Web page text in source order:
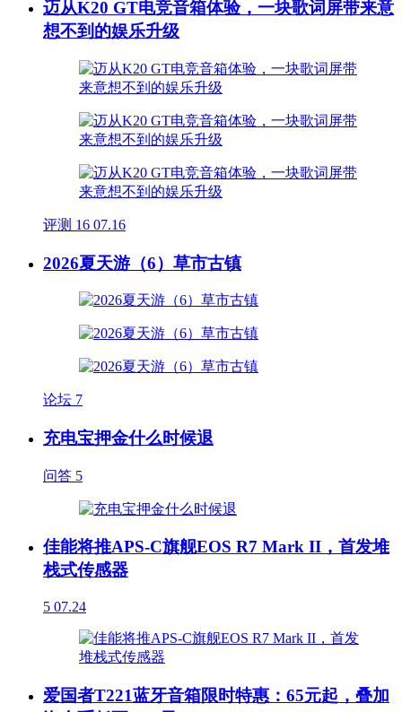
迈从K20 GT电竞音箱体验，一块歌词屏带来意
想不到的娱乐升级
评测 16 07.16
2026夏天游（6）草市古镇
论坛 7
充电宝押金什么时候退
问答 5
佳能将推APS-C旗舰EOS R7 Mark II，首发堆
栈式传感器
5 07.24
爱国者T221蓝牙音箱限时特惠：65元起，叠加